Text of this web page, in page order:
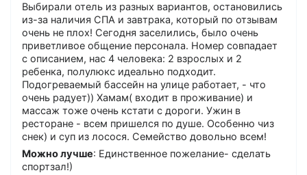
Выбирали отель из разных вариантов, остановились
из-за наличия СПА и завтрака, который по отзывам
очень не плох! Сегодня заселились, было очень
приветливое общение персонала. Номер совпадает
с описанием, нас 4 человека: 2 взрослых и 2
ребенка, полулюкс идеально подходит.
Подогреваемый бассейн на улице работает, - что
очень радует)) Хамам( входит в проживание) и
массаж тоже очень кстати с дороги. Ужин в
ресторане - всем пришелся по душе. Особенно чиз
снек) и суп из лосося. Семейство довольно всем!
Можно лучше: Единственное пожелание- сделать
спортзал!)